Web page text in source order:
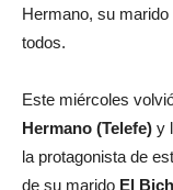
Hermano, su
todos.
Este miércoles
Hermano (Telefe) y
la protagonista de
de su marido El